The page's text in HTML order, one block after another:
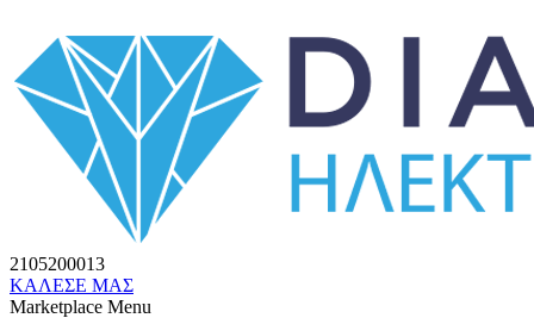
2105200013
ΚΑΛΕΣΕ ΜΑΣ
Marketplace Menu